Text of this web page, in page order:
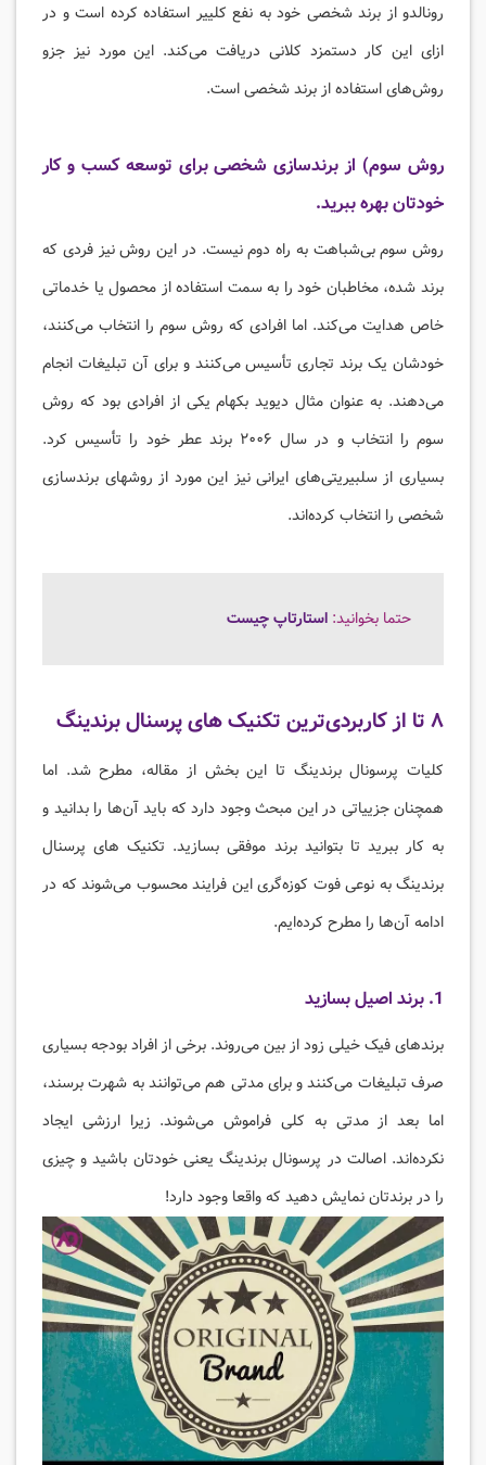
رونالدو از برند شخصی خود به نفع کلییر استفاده کرده است و در
ازای این کار دستمزد کلانی دریافت می‌کند. این مورد نیز جزو
روش‌های استفاده از برند شخصی است.
روش سوم) از برندسازی شخصی برای توسعه کسب و کار
خودتان بهره ببرید.
روش سوم بی‌شباهت به راه دوم نیست. در این روش نیز فردی که
برند شده، مخاطبان خود را به سمت استفاده از محصول یا خدماتی
خاص هدایت می‌کند. اما افرادی که روش سوم را انتخاب می‌کنند،
خودشان یک برند تجاری تأسیس می‌کنند و برای آن تبلیغات انجام
می‌دهند. به عنوان مثال دیوید بکهام یکی از افرادی بود که روش
سوم را انتخاب و در سال ۲۰۰۶ برند عطر خود را تأسیس کرد.
بسیاری از سلبیریتی‌های ایرانی نیز این مورد از روشهای برندسازی
شخصی را انتخاب کرده‌اند.
حتما بخوانید: استارتاپ چیست
۸ تا از کاربردی‌ترین تکنیک های پرسنال برندینگ
کلیات پرسونال برندینگ تا این بخش از مقاله، مطرح شد. اما
همچنان جزییاتی در این مبحث وجود دارد که باید آن‌ها را بدانید و
به کار ببرید تا بتوانید برند موفقی بسازید. تکنیک های پرسنال
برندینگ به نوعی فوت کوزه‌گری این فرایند محسوب می‌شوند که در
ادامه آن‌ها را مطرح کرده‌ایم.
1. برند اصیل بسازید
برندهای فیک خیلی زود از بین می‌روند. برخی از افراد بودجه بسیاری
صرف تبلیغات می‌کنند و برای مدتی هم می‌توانند به شهرت برسند،
اما بعد از مدتی به کلی فراموش می‌شوند. زیرا ارزشی ایجاد
نکرده‌اند. اصالت در پرسونال برندینگ یعنی خودتان باشید و چیزی
را در برندتان نمایش دهید که واقعا وجود دارد!